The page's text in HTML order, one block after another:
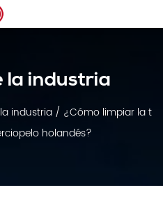
la industria
industria / ¿Cómo limpiar la t
holandés?